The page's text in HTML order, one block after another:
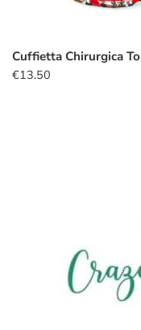
€13.50